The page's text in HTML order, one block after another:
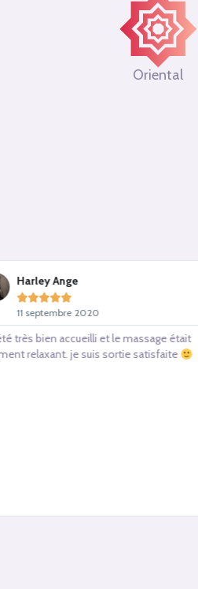
Oriental
Harley Ange

11 septembre 2020
très bien accueilli et le massage était
relaxant. je suis sortie satisfaite